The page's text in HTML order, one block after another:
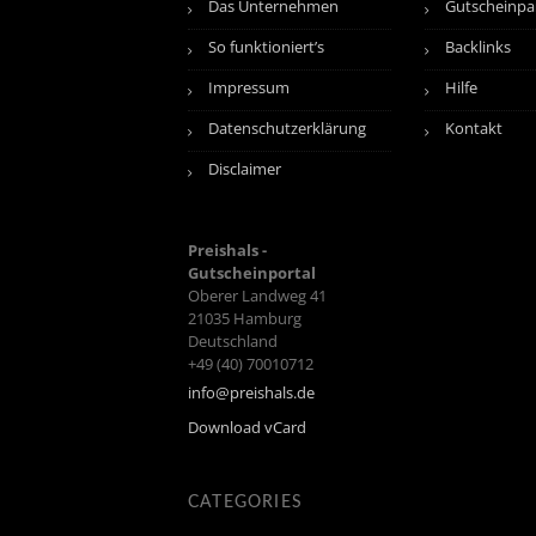
Das Unternehmen
So funktioniert’s
Impressum
Datenschutzerklärung
Disclaimer
Preishals -
Gutscheinportal
Oberer Landweg 41
21035 Hamburg
Deutschland
+49 (40) 70010712
info@preishals.de
Download vCard
CATEGORIES
Backlinks
Hilfe
Kontakt